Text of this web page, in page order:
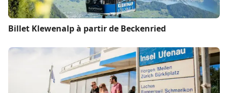
Billet Klewenalp à partir de Beckenried